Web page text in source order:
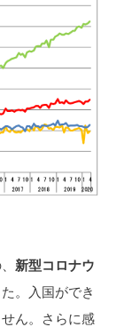
新型コロナウ
。入国ができ
ん。さらに感